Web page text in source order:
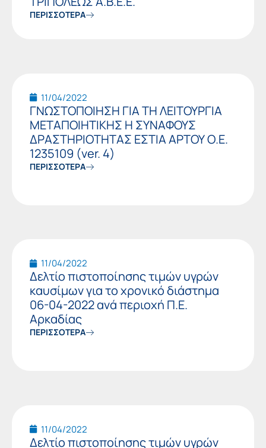
ΠΕΡΙΣΣΟΤΕΡΑ
11/04/2022
ΓΝΩΣΤΟΠΟΙΗΣΗ ΓΙΑ ΤΗ ΛΕΙΤΟΥΡΓΙΑ
ΜΕΤΑΠΟΙΗΤΙΚΗΣ Η ΣΥΝΑΦΟΥΣ
ΔΡΑΣΤΗΡΙΟΤΗΤΑΣ ΕΣΤΙΑ ΑΡΤΟΥ Ο.Ε.
1235109 (ver. 4)
ΠΕΡΙΣΣΟΤΕΡΑ
11/04/2022
Δελτίο πιστοποίησης τιμών υγρών
καυσίμων για το χρονικό διάστημα
06-04-2022 ανά περιοχή Π.Ε.
Αρκαδίας
ΠΕΡΙΣΣΟΤΕΡΑ
11/04/2022
Δελτίο πιστοποίησης τιμών υγρών